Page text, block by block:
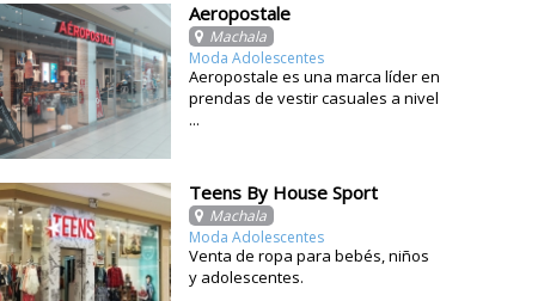
Aeropostale
Machala
Moda Adolescentes
Aeropostale es una marca líder en
prendas de vestir casuales a nivel
...
Teens By House Sport
Machala
Moda Adolescentes
Venta de ropa para bebés, niños
y adolescentes.